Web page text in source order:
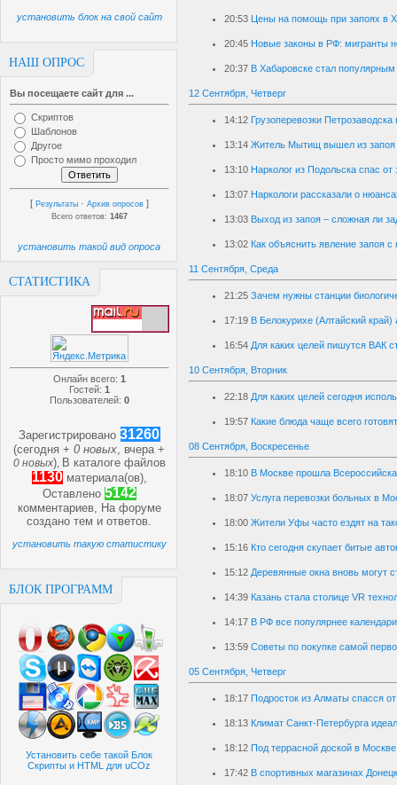
установить блок на свой сайт
НАШ ОПРОС
Вы посещаете сайт для ...
Скриптов
Шаблонов
Другое
Просто мимо проходил
[ Результаты · Архив опросов ]
Всего ответов: 1467
установить такой вид опроса
СТАТИСТИКА
Онлайн всего: 1
Гостей: 1
Пользователей: 0
Зарегистрировано 31260
(сегодня +0 новых, вчера +
0 новых) В каталоге файлов
1130 материала(ов),
Оставлено 5142
комментариев, На форуме
созданотем иответов.
установить такую статистику
БЛОК ПРОГРАММ
Установить себе такой Блок
Скрипты и HTML для uCOz
20:53 Цены на помощь при запоях в
20:45 Новые законы в РФ: мигранты
20:37 В Хабаровске стал
12 Сентября, Четверг
14:12 Грузоперевозки
13:14 Житель Мытищ вышел из запоя
13:10 Нарколог из Подольска спас от
13:07 Наркологи рассказали о
13:03 Выход из запоя – сложная ли
13:02 Как объяснить явление запоя с
11 Сентября, Среда
21:25 Зачем нужны станции
17:19 В Белокурихе (Алтайский край)
16:54 Для каких целей пишутся ВАК
10 Сентября, Вторник
22:18 Для каких целей сегодня
19:57 Какие блюда чаще всего
08 Сентября, Воскресенье
18:10 В Москве прошла
18:07 Услуга перевозки больных в
18:00 Жители Уфы часто ездят на
15:16 Кто сегодня скупает битые
15:12 Деревянные окна вновь могут
14:39 Казань стала столице VR
14:17 В РФ все популярнее
13:59 Советы по покупке самой
05 Сентября, Четверг
18:17 Подросток из Алматы спасся от
18:13 Климат Санкт-Петербурга
18:12 Под террасной доской в
17:42 В спортивных магазинах